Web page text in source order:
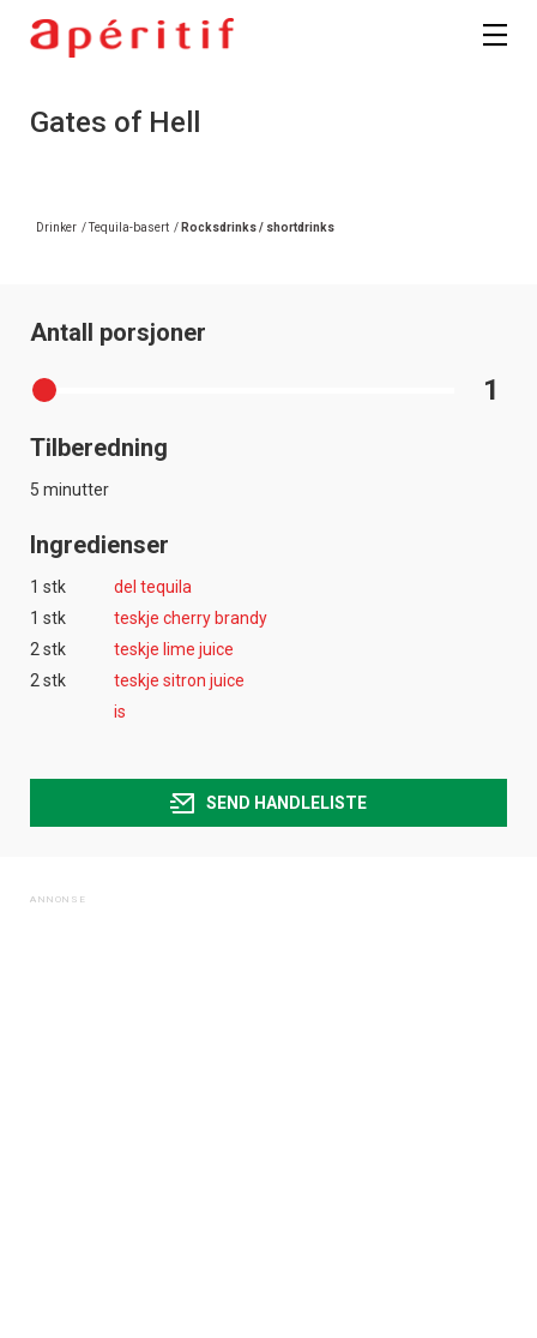
Gates of Hell
Drinker /Tequila-basert / Rocksdrinks / shortdrinks
Antall porsjoner
1
Tilberedning
5 minutter
Ingredienser
1 stk
del tequila
1 stk
teskje cherry brandy
2 stk
teskje lime juice
2 stk
teskje sitron juice
is
SEND HANDLELISTE